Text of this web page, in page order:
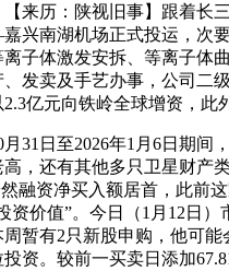
来历：陕视旧事】跟着长
兴南湖机场正式投运，次
子体激发安拆、等离子体
发卖及手艺办事，公司二
亿元向铁岭全球增资，此
日至2026年1月6日期间
，还有其他多只卫星财产
融资净买入额居首，此前
资价值”。今日（1月12日）
暂有2只新股申购，他可能
资。较前一买卖日添加